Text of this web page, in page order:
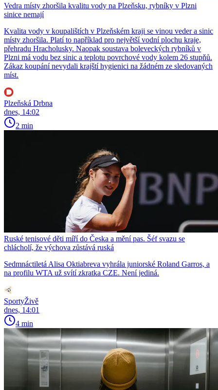
Vedra místy zhoršila kvalitu vody na Plzeňsku, rybníky v Plzni
sinice nemají
Kvalita vody v koupalištích v Plzeňském kraji se vinou veder a sinic
místy zhoršila. Platí to například pro největší vodní plochu kraje,
přehradu Hracholusky. Naopak soustava boleveckých rybníků v
Plzni má vodu bez sinic a teplotu povrchové vody kolem 26 stupňů.
Zákaz koupání nevydali krajští hygienici na žádném ze sledovaných
míst.
Plzeňská Drbna
dnes, 14:02
2 min
Ruské tenisové děti míří do Česka a mění pas. Šéf svazu se
chlácholí, že výchova zůstává ruská
Sedmnáctiletá Alisa Oktiabreva vyhrála juniorské Roland Garros, a
na profilu WTA už svítí zkratka CZE. Není jediná.
SportyŽivě
dnes, 14:01
4 min